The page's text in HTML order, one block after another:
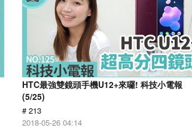
HTC最強雙鏡頭手機U12+來囉! 科技小電報
(5/25)
# 213
2018-05-26 04:14